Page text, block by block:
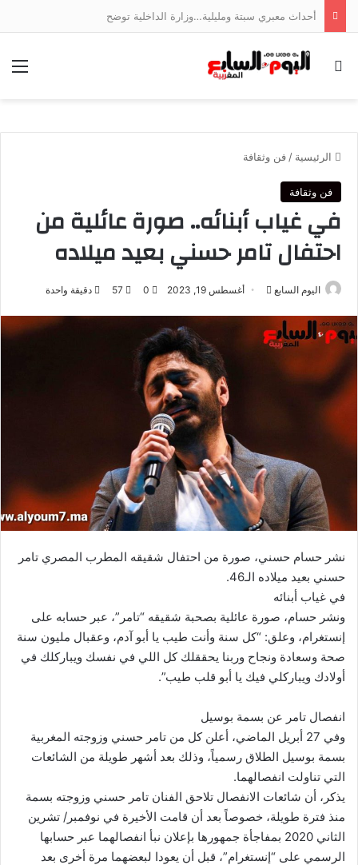
أحداث معبري سبتة ومليلية…وزارة الداخلية توضح
بحث عن
الرئيسية / فن وثقافة
فن وثقافة
في غياب أبنائه.. صورة عائلية من
احتفال تامر حسني بعيد ميلاده
اليوم السابع
أرسل أغسطس 19, 2023 0
57 دقيقة واحدة
نشر حسام حسني، صورة من احتفال شقيقه المطرب المصري تامر
حسني بعيد ميلاده الـ46.
في غياب أبنائه
ونشر حسام، صورة عائلية بصحبة شقيقه “تامر”، عبر حسابه على
إنستغرام، وعلق: “كل سنة وأنت طيب يا أبو آدم، وعقبال مليون سنة
صحة وسعادة ونجاح وربنا يحققلك كل اللي في نفسك ويباركلك في
أولادك ويباركلي فيك يا أبو قلب طيب”.
انفصال تامر عن بسمة بوسيل
وفي 27 أبريل الماضي، أعلن كل من تامر حسني وزوجته المغربية
بسمة بوسيل الطلاق رسمياً، وذلك بعد أشهر طويلة من الشائعات
التي تناولت انفصالهما.
يذكر، أن شائعات الانفصال تلاحق الفنان تامر حسني وزوجته بسمة
منذ فترة طويلة، خصوصاً بعد أن قامت الأخيرة في نوفمبر/ تشرين
الثاني 2020 بمفاجأة جمهورها بإعلان نبأ انفصالهما عبر حسابها
الرسمي على “إنستغرام”، قبل أن يعودا لبعضهما مرة أخرى بعد